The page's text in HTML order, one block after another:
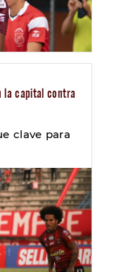
la capital contra
clave para